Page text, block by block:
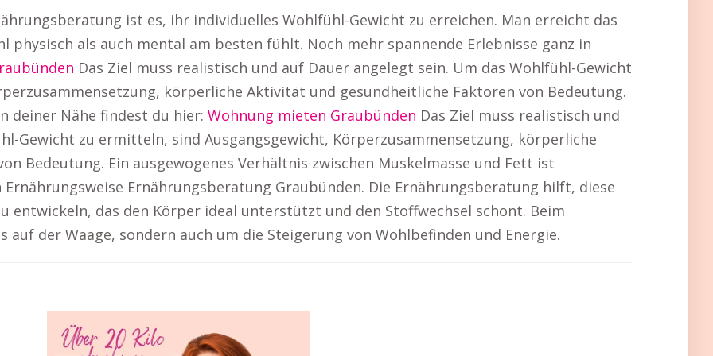
ist es, ihr individuelles Wohlfühl-Gewicht zu erreichen. Man erreicht das
physisch als auch mental am besten fühlt. Noch mehr spannende Erlebnisse ganz in
Das Ziel muss realistisch und auf Dauer angelegt sein. Um das Wohlfühl-Gewicht
körperliche Aktivität und gesundheitliche Faktoren von Bedeutung.
deiner Nähe findest du hier: Wohnung mieten Graubünden Das Ziel muss realistisch und
Gewicht zu ermitteln, sind Ausgangsgewicht, Körperzusammensetzung, körperliche
Bedeutung. Ein ausgewogenes Verhältnis zwischen Muskelmasse und Fett ist
Ernährungsberatung Graubünden. Die Ernährungsberatung hilft, diese
entwickeln, das den Körper ideal unterstützt und den Stoffwechsel schont. Beim
der Waage, sondern auch um die Steigerung von Wohlbefinden und Energie.